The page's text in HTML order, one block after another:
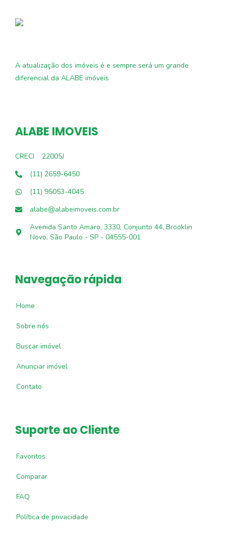
A atualização dos imóveis é e sempre será um grande
diferencial da ALABE imóveis
ALABE IMOVEIS
CRECI
22005J
(11) 2659-6450
(11) 95053-4045
alabe@alabeimoveis.com.br
Avenida Santo Amaro, 3330, Conjunto 44, Brooklin
Novo, São Paulo - SP - 04555-001
Navegação rápida
Home
Sobre nós
Buscar imóvel
Anunciar imóvel
Contato
Suporte ao Cliente
Favoritos
Comparar
FAQ
Política de privacidade